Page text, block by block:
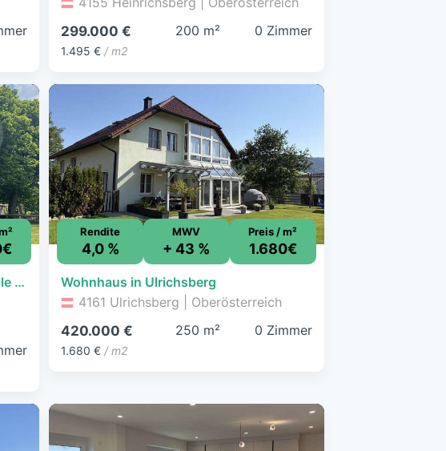
299.000 €
1.495 € / m2
200 m² 0 Zimmer
Ein Platz zum Ankommen - Naturidylle auf 950 Metern
Rendite
4,0 %
MWV
+ 43 %
Preis / m²
1.680€
Wohnhaus in Ulrichsberg
4161 Ulrichsberg | Oberösterreich
420.000 €
1.680 € / m2
250 m² 0 Zimmer